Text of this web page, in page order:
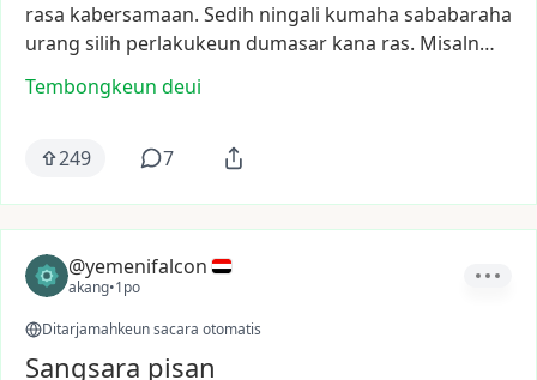
rasa kabersamaan. Sedih ningali kumaha sababaraha
urang silih perlakukeun dumasar kana ras. Misaln…
Tembongkeun deui
249 7
@yemenifalcon
akang•1po
Ditarjamahkeun sacara otomatis
Sangsara pisan